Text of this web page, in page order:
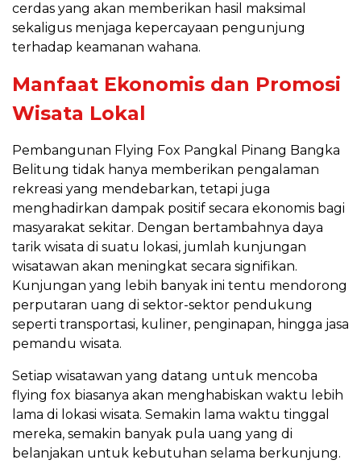
cerdas yang akan memberikan hasil maksimal
sekaligus menjaga kepercayaan pengunjung
terhadap keamanan wahana.
Manfaat Ekonomis dan Promosi
Wisata Lokal
Pembangunan Flying Fox Pangkal Pinang Bangka
Belitung tidak hanya memberikan pengalaman
rekreasi yang mendebarkan, tetapi juga
menghadirkan dampak positif secara ekonomis bagi
masyarakat sekitar. Dengan bertambahnya daya
tarik wisata di suatu lokasi, jumlah kunjungan
wisatawan akan meningkat secara signifikan.
Kunjungan yang lebih banyak ini tentu mendorong
perputaran uang di sektor-sektor pendukung
seperti transportasi, kuliner, penginapan, hingga jasa
pemandu wisata.
Setiap wisatawan yang datang untuk mencoba
flying fox biasanya akan menghabiskan waktu lebih
lama di lokasi wisata. Semakin lama waktu tinggal
mereka, semakin banyak pula uang yang di
belanjakan untuk kebutuhan selama berkunjung.